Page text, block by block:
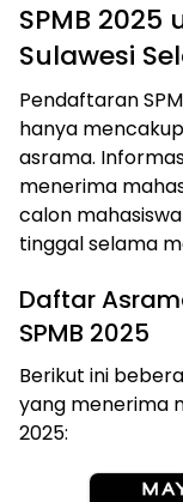
SPMB
Sulawesi
Pendaftaran
hanya
asrama.
menerima
calon
tinggal selama
Daftar
SPMB 2025
Berikut ini
yang menerima
2025: